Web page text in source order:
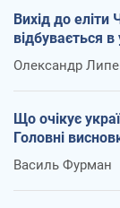
Вихід до
відбувається в
Олександр
Що очікує
Головні
Василь Фурман